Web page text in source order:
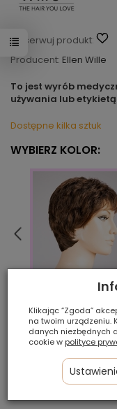
Obserwuj produkt:
Producent: Ellen Wille
To jest wyrób
używania lub
Dostępne kilka sztuk
WYBIERZ KOLOR:
darkchocolate/shad
Klikając “Zgoda”
na twoim urządzeniu.
danych niezbędnych
cookie w polityce